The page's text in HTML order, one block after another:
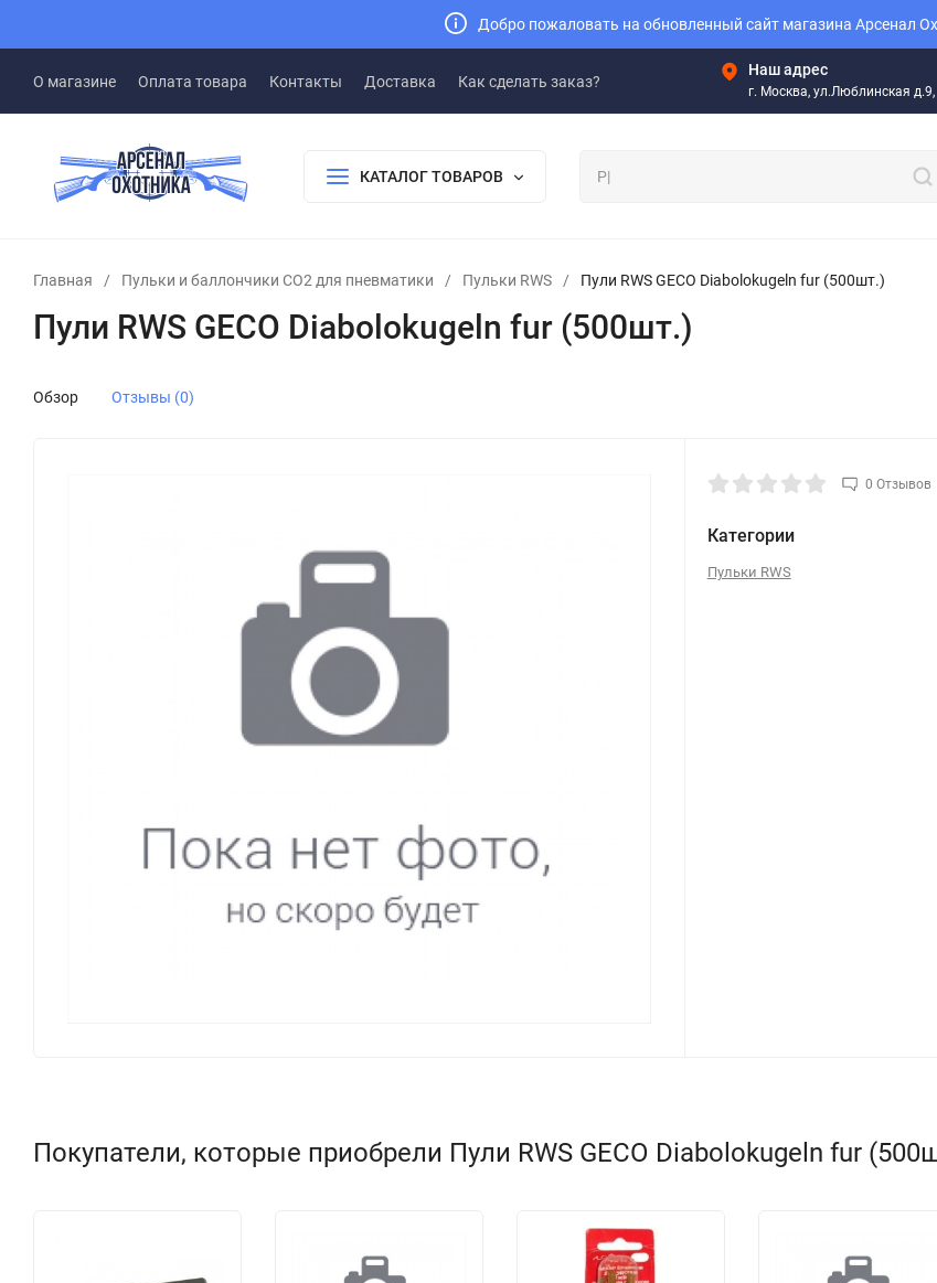
Добро пожаловать на обновленный сайт магазина Арсенал
О магазине Оплата товара Контакты Доставка Как сделать заказ?
Наш адрес
г. Москва, ул.Люблинская
КАТАЛОГ ТОВАРОВ
Главная / Пульки и баллончики СО2 для пневматики / Пульки RWS / Пули RWS GECO Diabolokugeln fur (500шт.)
Пули RWS GECO Diabolokugeln fur (500шт.)
Обзор Отзывы (0)
0 Отзывов
Категории
Пульки RWS
Покупатели, которые приобрели Пули RWS GECO Diabolokugeln fur